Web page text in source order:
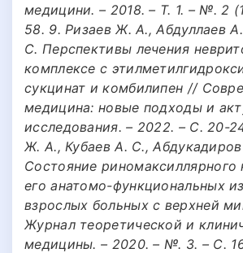
медицини. – 2018. – Т. 1. – №. 2
58. 9. Ризаев Ж. А., Абдуллаев
С. Перспективы лечения
комплексе с
сукцинат и комбилипен //
медицина: новые подходы и
исследования. – 2022. – С. 20-
Ж. А., Кубаев А. С.,
Состояние риномаксиллярного
его анатомо-функциональных
взрослых больных с верхней
Журнал теоретической и
медицины. – 2020. – №. 3. – С.